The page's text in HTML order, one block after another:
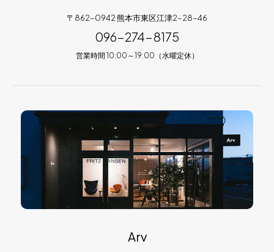
〒862-0942 熊本市東区江津2-28-46
096-274-8175
営業時間 10:00～19:00（水曜定休）
Arv